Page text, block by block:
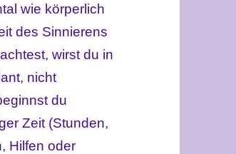
wie körperlich
des Sinnierens
wirst du in
nicht
du
Zeit (Stunden,
Hilfen oder